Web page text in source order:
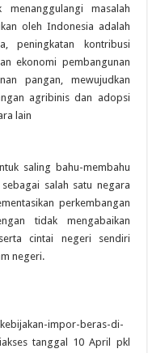
masalah
oleh Indonesia adalah
peningkatan kontribusi
ekonomi pembangunan
pangan, mewujudkan
agribinis dan adopsi
lain
saling bahu-membahu
salah satu negara
perkembangan
tidak mengabaikan
cintai negeri sendiri
negeri.
impor-beras-di-
tanggal 10 April pkl